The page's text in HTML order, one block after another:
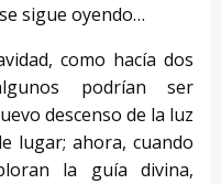
sigue oyendo…
como hacía dos
podrían ser
descenso de la luz
lugar; ahora, cuando
la guía divina,